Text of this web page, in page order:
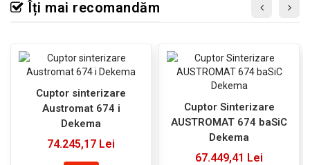
Îți mai recomandăm
Cuptor sinterizare
Austromat 674 i
Dekema
74.245,17 Lei
Cuptor Sinterizare
AUSTROMAT 674 baSiC
Dekema
67.449,41 Lei